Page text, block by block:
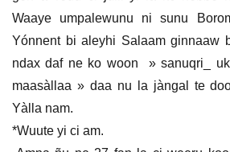
Waaye umpalewunu ni sunu
Yónnent bi aleyhi Salaam ginnaaw
ndax daf ne ko woon » sanuqri_
maasàllaa » daa nu la jàngal te
Yàlla nam.
*Wuute yi ci am.